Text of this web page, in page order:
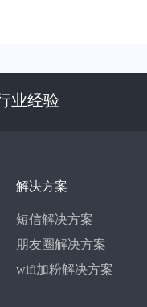
业经验
解决方案
短信解决方案
朋友圈解决方案
wifi加粉解决方案